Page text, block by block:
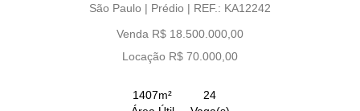
São Paulo | Prédio | REF.: KA12242
Venda R$ 18.500.000,00
Locação R$ 70.000,00
1407m²
24